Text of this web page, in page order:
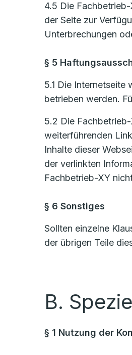
4.5 Die
der Seite zur
Unterbrechungen
§ 5
5.1 Die
betrieben werden.
5.2 Die
weiterführenden
Inhalte dieser
der verlinkten
Fachbetrieb-XY
§ 6 Sonstiges
Sollten einzelne
der übrigen Teile
B.
§ 1 Nutzung der